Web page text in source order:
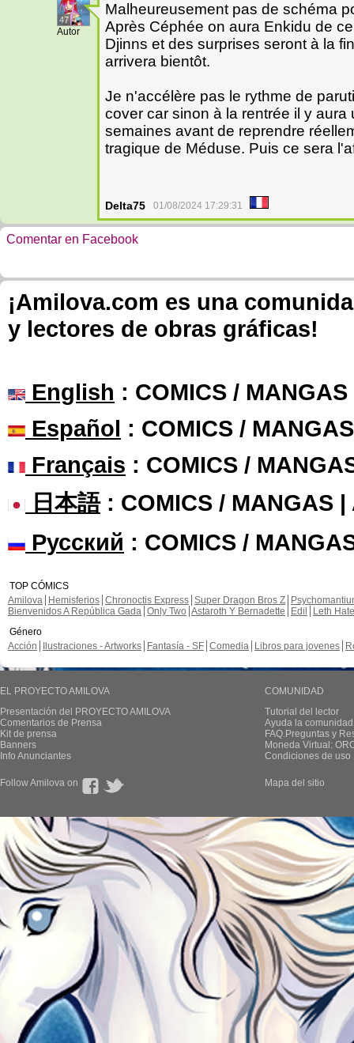
47
Autor
Malheureusement pas de schéma
Après Céphée on aura Enkidu de
Djinns et des surprises seront à la
arrivera bientôt.
Je n'accélère pas le rythme de
cover car sinon à la rentrée il y
semaines avant de reprendre
tragique de Méduse. Puis ce sera
Delta75 01/08/2024 17:29:31
Comentar en Facebook
¡Amilova.com es una
y lectores de obras gráficas!
English : COMICS /
Español : COMICS /
Français : COMICS /
日本語: COMICS / MANGAS |
Русский : COMICS /
TOP CÓMICS
Amilova
Hemisferios Chronoctis Express Super Dragon Bros Z
Bienvenidos A República Gada Only Two Astaroth Y Bernadette Edil
Leth Hate
Género
Acción
Ilustraciones - Artworks Fantasía - SF Comedia Libros para jovenes
EL PROYECTO AMILOVA
Presentación del PROYECTO AMILOVA
Comentarios de Prensa
Kit de prensa
Banners
Info Anunciantes
COMUNIDAD
Tutorial del lector
Ayuda la
FAQ.Preguntas y
Moneda Virtual:
Condiciones de uso
Follow Amilova on Mapa del sitio